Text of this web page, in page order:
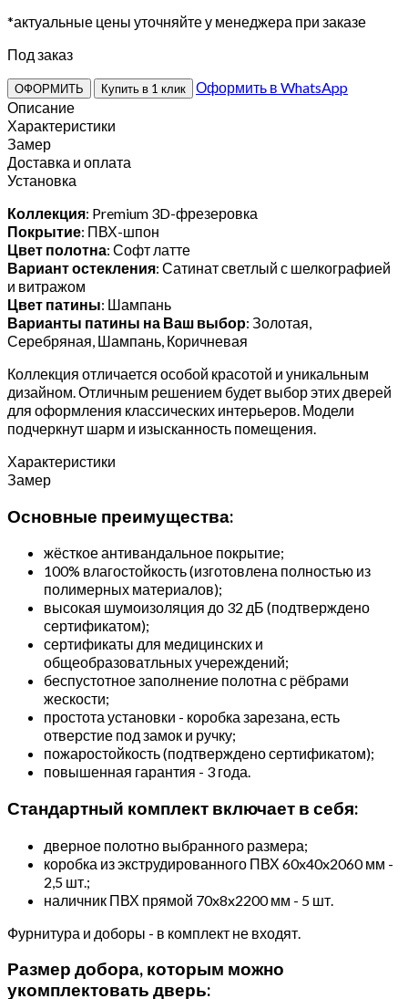
*актуальные цены уточняйте у менеджера при заказе
Под заказ
ОФОРМИТЬ Купить в 1 клик
Оформить в WhatsApp
Описание
Характеристики
Замер
Доставка и оплата
Установка
Коллекция: Premium 3D-фрезеровка
Покрытие: ПВХ-шпон
Цвет полотна: Софт латте
Вариант остекления: Сатинат светлый с шелкографией
и витражом
Цвет патины: Шампань
Варианты патины на Ваш выбор: Золотая,
Серебряная, Шампань, Коричневая
Коллекция отличается особой красотой и уникальным
дизайном. Отличным решением будет выбор этих дверей
для оформления классических интерьеров. Модели
подчеркнут шарм и изысканность помещения.
Характеристики
Замер
Основные преимущества:
жёсткое антивандальное покрытие;
100% влагостойкость (изготовлена полностью из
полимерных материалов);
высокая шумоизоляция до 32 дБ (подтверждено
сертификатом);
сертификаты для медицинских и
общеобразоватльных учереждений;
беспустотное заполнение полотна с рёбрами
жескости;
простота установки - коробка зарезана, есть
отверстие под замок и ручку;
пожаростойкость (подтверждено сертификатом);
повышенная гарантия - 3 года.
Стандартный комплект включает в себя:
дверное полотно выбранного размера;
коробка из экструдированного ПВХ 60x40x2060 мм -
2,5 шт.;
наличник ПВХ прямой 70x8x2200 мм - 5 шт.
Фурнитура и доборы - в комплект не входят.
Размер добора, которым можно
укомплектовать дверь: